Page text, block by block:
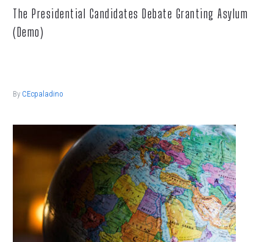
The Presidential Candidates Debate Granting Asylum
(Demo)
By CEcpaladino